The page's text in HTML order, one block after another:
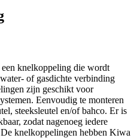
knelkoppeling die wordt
of gasdichte verbinding
zijn geschikt voor
Eenvoudig te monteren
steeksleutel en/of bahco. Er is
zodat nagenoeg iedere
knelkoppelingen hebben Kiwa